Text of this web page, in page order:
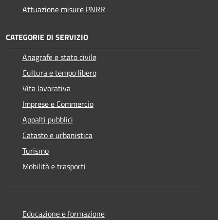
Attuazione misure PNRR
CATEGORIE DI SERVIZIO
Anagrafe e stato civile
Cultura e tempo libero
Vita lavorativa
Imprese e Commercio
Appalti pubblici
Catasto e urbanistica
Turismo
Mobilità e trasporti
Educazione e formazione